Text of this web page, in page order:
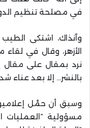
في مصلحة تنظيم
وآنذاك، اشتكى
الأزهر، وقال في لقاء
نرد بمقال على مقال
بالنشر… إلا بعد عناء
وسبق أن حمَّل
مسؤولية “العمليات